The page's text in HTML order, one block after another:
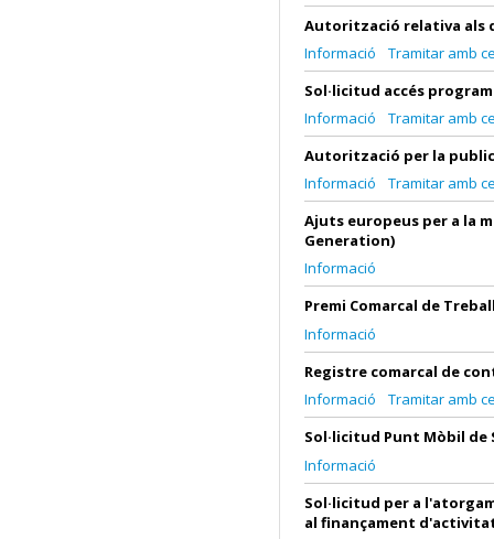
Autorització relativa als
Informació
Tramitar amb
Sol·licitud accés
Informació
Tramitar amb
Autorització per la
Informació
Tramitar amb
Ajuts europeus per a la
Generation)
Informació
Premi Comarcal de
Informació
Registre comarcal de
Informació
Tramitar amb
Sol·licitud Punt Mòbil de
Informació
Sol·licitud per a
al finançament